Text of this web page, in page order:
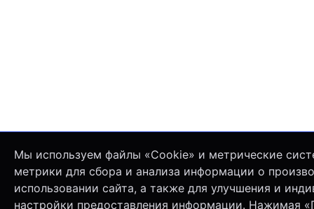
Мы используем файлы «Cookie» и метрические
метрики для сбора и анализа информации о
использовании сайта, а также для улучшения и
настройки предоставления информации. Нажимая